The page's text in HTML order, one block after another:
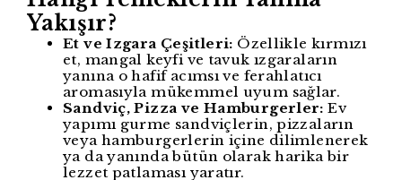
Yakışır?
Et ve Izgara Çeşitleri: Özellikle kırmızı
et, mangal keyfi ve tavuk ızgaraların
yanına o hafif acımsı ve ferahlatıcı
aromasıyla mükemmel uyum sağlar.
Sandviç, Pizza ve Hamburgerler: Ev
yapımı gurme sandviçlerin, pizzaların
veya hamburgerlerin içine dilimlenerek
ya da yanında bütün olarak harika bir
lezzet patlaması yaratır.